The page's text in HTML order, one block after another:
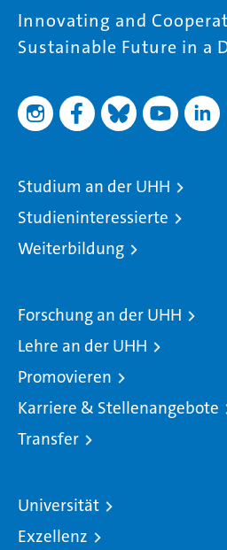
Innovating and
Sustainable Future in a
Studium an der UHH
Studieninteressierte
Weiterbildung
Forschung an der UHH
Lehre an der UHH
Promovieren
Karriere & Stellenangebote
Transfer
Universität
Exzellenz